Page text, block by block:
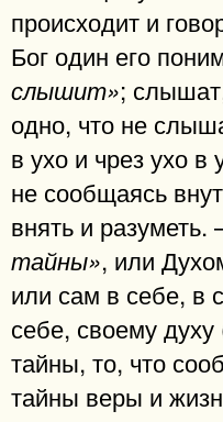
происходит и
Бог один его
слышит»;
одно, что не
в ухо и чрез ухо
не сообщаясь
внять и разуметь.
тайны», или
или сам в себе, в
себе, своему
тайны, то, что
тайны веры и